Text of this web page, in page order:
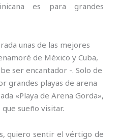
es para grandes
unas de las mejores
de México y Cuba,
ser encantador -. Solo de
grandes playas de arena
«Playa de Arena Gorda»,
sueño visitar.
quiero sentir el vértigo de